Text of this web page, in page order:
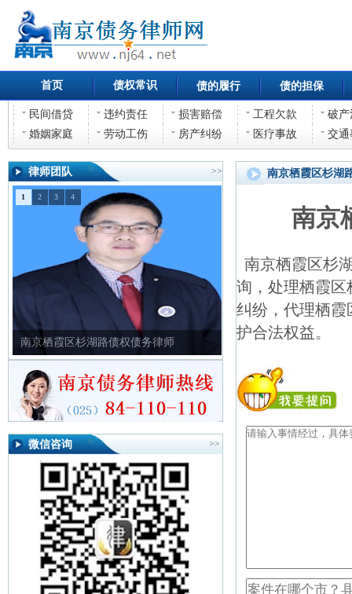
首页 债权常识 债的履行 债的担保
民间借贷 违约责任 损害赔偿 工程欠款
破产
婚姻家庭
劳动工伤 房产纠纷 医疗事故 交通
律师团队 >>
南京栖霞区杉湖路债权债务律师
1 2 3 4
微信咨询 >>
南京栖霞区杉湖
南京
南京栖霞区杉
询，处理栖霞区
纠纷，代理栖霞
护合法权益。